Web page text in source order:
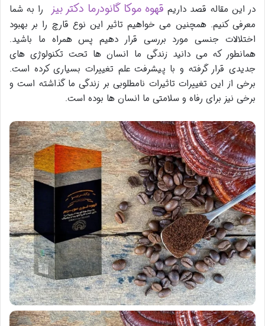
در این مقاله قصد داریم قهوه موکا گانودرما دکتر بیز را به شما
معرفی کنیم. همچنین می خواهیم تاثیر این نوع قارچ را بر بهبود
اختلالات جنسی مورد بررسی قرار دهیم پس همراه ما باشید.
همانطور که می دانید زندگی ما انسان ها تحت تکنولوژی های
جدیدی قرار گرفته و با پیشرفت علم تغییرات بسیاری کرده است.
برخی از این تغییرات تاثیرات نامطلوبی بر زندگی ما گذاشته است و
برخی نیز برای رفاه و سلامتی ما انسان ها بوده است.